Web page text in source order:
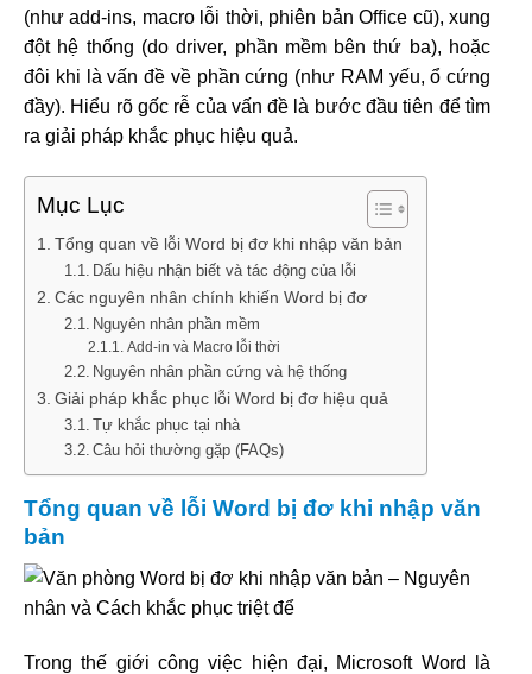
(như add-ins, macro lỗi thời, phiên bản Office cũ), xung
đột hệ thống (do driver, phần mềm bên thứ ba), hoặc
đôi khi là vấn đề về phần cứng (như RAM yếu, ổ cứng
đầy). Hiểu rõ gốc rễ của vấn đề là bước đầu tiên để tìm
ra giải pháp khắc phục hiệu quả.
Mục Lục
Tổng quan về lỗi Word bị đơ khi nhập văn bản
Dấu hiệu nhận biết và tác động của lỗi
Các nguyên nhân chính khiến Word bị đơ
Nguyên nhân phần mềm
Add-in và Macro lỗi thời
Nguyên nhân phần cứng và hệ thống
Giải pháp khắc phục lỗi Word bị đơ hiệu quả
Tự khắc phục tại nhà
Câu hỏi thường gặp (FAQs)
Tổng quan về lỗi Word bị đơ khi nhập văn
bản
Trong thế giới công việc hiện đại, Microsoft Word là